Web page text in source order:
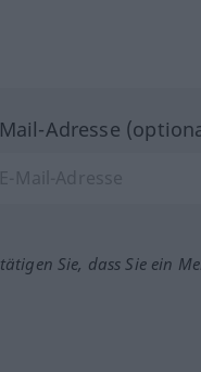
Adresse
Sie, dass Sie ein